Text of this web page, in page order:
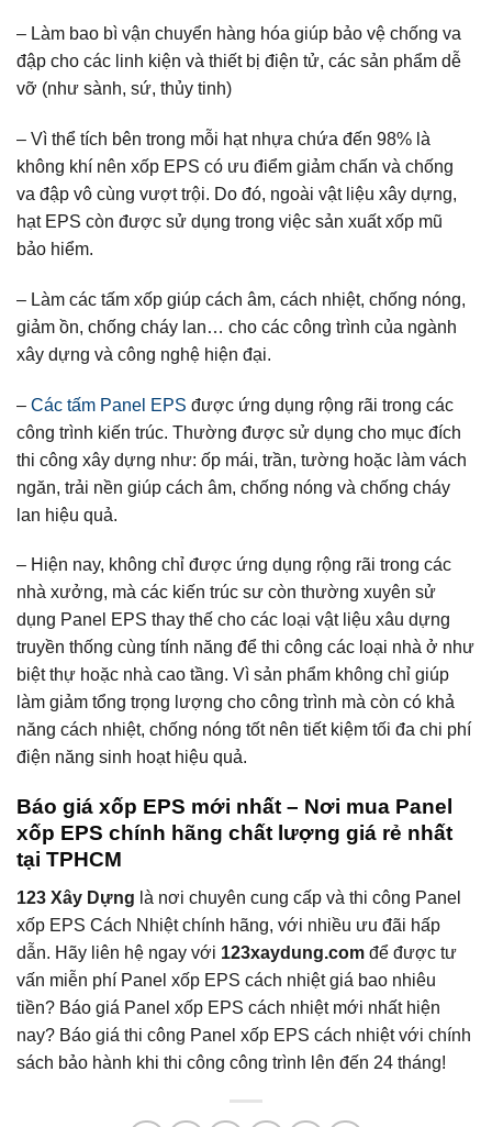
– Làm bao bì vận chuyển hàng hóa giúp bảo vệ chống va
đập cho các linh kiện và thiết bị điện tử, các sản phẩm dễ
vỡ (như sành, sứ, thủy tinh)
– Vì thể tích bên trong mỗi hạt nhựa chứa đến 98% là
không khí nên xốp EPS có ưu điểm giảm chấn và chống
va đập vô cùng vượt trội. Do đó, ngoài vật liệu xây dựng,
hạt EPS còn được sử dụng trong việc sản xuất xốp mũ
bảo hiểm.
– Làm các tấm xốp giúp cách âm, cách nhiệt, chống nóng,
giảm ồn, chống cháy lan… cho các công trình của ngành
xây dựng và công nghệ hiện đại.
– Các tấm Panel EPS được ứng dụng rộng rãi trong các
công trình kiến trúc. Thường được sử dụng cho mục đích
thi công xây dựng như: ốp mái, trần, tường hoặc làm vách
ngăn, trải nền giúp cách âm, chống nóng và chống cháy
lan hiệu quả.
– Hiện nay, không chỉ được ứng dụng rộng rãi trong các
nhà xưởng, mà các kiến trúc sư còn thường xuyên sử
dụng Panel EPS thay thế cho các loại vật liệu xâu dựng
truyền thống cùng tính năng để thi công các loại nhà ở như
biệt thự hoặc nhà cao tầng. Vì sản phẩm không chỉ giúp
làm giảm tổng trọng lượng cho công trình mà còn có khả
năng cách nhiệt, chống nóng tốt nên tiết kiệm tối đa chi phí
điện năng sinh hoạt hiệu quả.
Báo giá xốp EPS mới nhất – Nơi mua Panel
xốp EPS chính hãng chất lượng giá rẻ nhất
tại TPHCM
123 Xây Dựng là nơi chuyên cung cấp và thi công Panel
xốp EPS Cách Nhiệt chính hãng, với nhiều ưu đãi hấp
dẫn. Hãy liên hệ ngay với 123xaydung.com để được tư
vấn miễn phí Panel xốp EPS cách nhiệt giá bao nhiêu
tiền? Báo giá Panel xốp EPS cách nhiệt mới nhất hiện
nay? Báo giá thi công Panel xốp EPS cách nhiệt với chính
sách bảo hành khi thi công công trình lên đến 24 tháng!